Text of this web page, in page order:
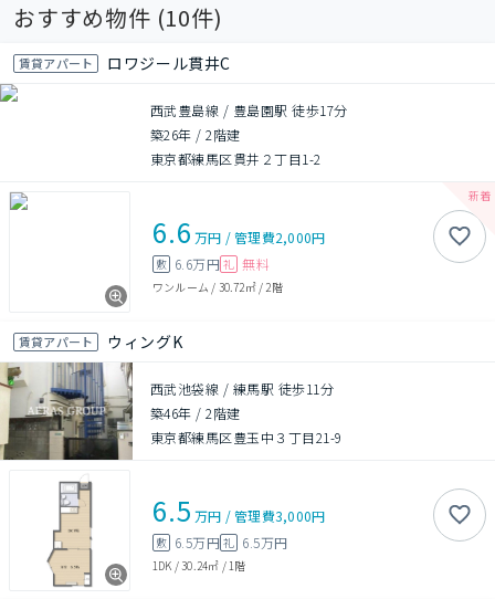
おすすめ物件 (10件)
賃貸アパート ロワジール貫井C
西武豊島線 / 豊島園駅 徒歩17分
築26年 /2階建
東京都練馬区貫井２丁目1-2
6.6 万円 /管理費2,000円
敷 6.6万円 礼 無料
ワンルーム / 30.72㎡/ 2階
賃貸アパート ウィングK
西武池袋線 / 練馬駅 徒歩11分
築46年 /2階建
東京都練馬区豊玉中３丁目21-9
6.5 万円 /管理費3,000円
敷 6.5万円礼 6.5万円
1DK /30.24㎡ / 1階